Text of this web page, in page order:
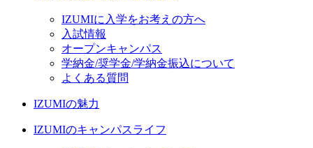
IZUMIに入学をお考えの方へ
入試情報
オープンキャンパス
学納金/奨学金/学納金振込について
よくある質問
IZUMIの魅力
IZUMIのキャンパスライフ